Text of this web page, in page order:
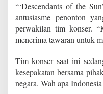
“‘Descendants of the
antusiasme penonton
perwakilan tim konser.
menerima tawaran untuk
Tim konser saat ini
kesepakatan bersama
negara. Wah apa